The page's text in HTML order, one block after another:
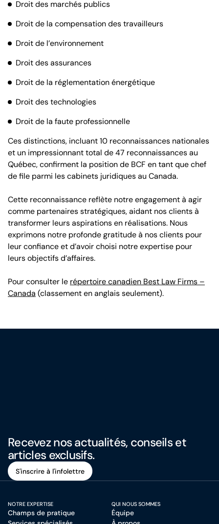
Droit des marchés publics
Droit de la compensation des travailleurs
Droit de l’environnement
Droit des assurances
Droit de la réglementation énergétique
Droit des technologies
Droit de la faute professionnelle
Ces distinctions, incluant 10 reconnaissances nationales
et un impressionnant total de 47 reconnaissances au
Québec, confirment la position de BCF en tant que chef
de file parmi les cabinets juridiques au Canada.
Cette reconnaissance reflète notre engagement à agir
comme partenaires stratégiques, aidant nos clients à
transformer leurs aspirations en réalisations. Nous
exprimons notre profonde gratitude à nos clients pour
leur confiance et d’avoir choisi notre expertise pour
leurs objectifs d’affaires.
Pour consulter le répertoire canadien Best Law Firms –
Canada (classement en anglais seulement).
Recevez nos actualités, conseils et
articles exclusifs.
S'inscrire à l'infolettre
NOTRE EXPERTISE
Champs de pratique
QUI NOUS SOMMES
Équipe